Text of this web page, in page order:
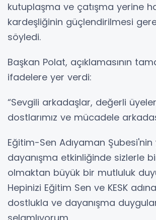
kutuplaşma ve çatışma yerine
kardeşliğinin güçlendirilmesi
söyledi.
Başkan Polat, açıklamasının
ifadelere yer verdi:
“Sevgili arkadaşlar, değerli
dostlarımız ve mücadele
Eğitim-Sen Adıyaman Şubesi'nin
dayanışma etkinliğinde sizlerle
olmaktan büyük bir mutluluk
Hepinizi Eğitim Sen ve KESK
dostlukla ve dayanışma